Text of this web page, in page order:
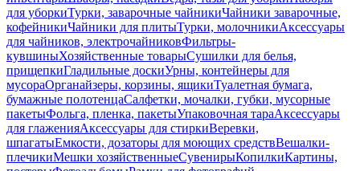
для уборкиТурки, заварочные чайникиЧайники заварочные,
кофейникиЧайники для плитыТурки, молочникиАксессуары
для чайников, электрочайниковФильтры-
кувшиныХозяйственные товарыСушилки для белья,
прищепкиГладильные доскиУрны, контейнеры для
мусораОрганайзеры, корзины, ящикиТуалетная бумага,
бумажные полотенцаСалфетки, мочалки, губки, мусорные
пакетыФольга, пленка, пакетыУпаковочная тараАксессуары
для глаженияАксессуары для стиркиВеревки,
шпагатыЕмкости, дозаторы для моющих средствВешалки-
плечикиМешки хозяйственныеСувенирыКопилкиКартины,